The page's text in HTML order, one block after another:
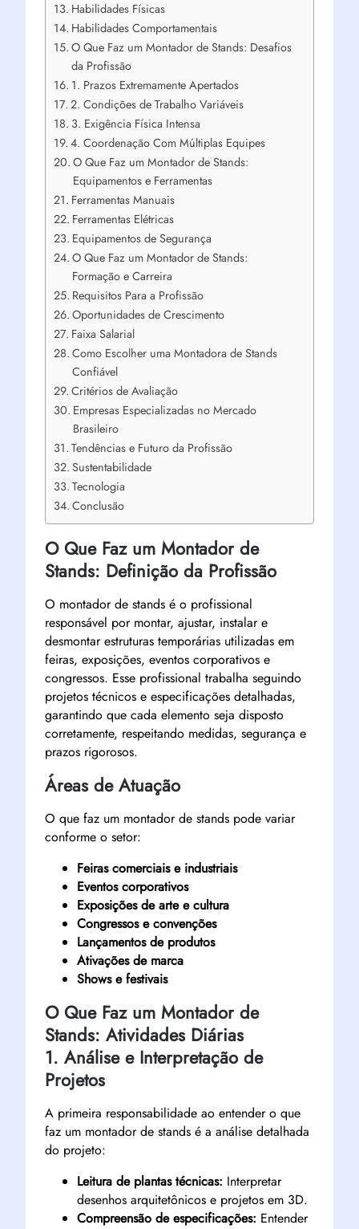
Habilidades Físicas
Habilidades Comportamentais
O Que Faz um Montador de Stands: Desafios
da Profissão
1. Prazos Extremamente Apertados
2. Condições de Trabalho Variáveis
3. Exigência Física Intensa
4. Coordenação Com Múltiplas Equipes
O Que Faz um Montador de Stands:
Equipamentos e Ferramentas
Ferramentas Manuais
Ferramentas Elétricas
Equipamentos de Segurança
O Que Faz um Montador de Stands:
Formação e Carreira
Requisitos Para a Profissão
Oportunidades de Crescimento
Faixa Salarial
Como Escolher uma Montadora de Stands
Confiável
Critérios de Avaliação
Empresas Especializadas no Mercado
Brasileiro
Tendências e Futuro da Profissão
Sustentabilidade
Tecnologia
Conclusão
O Que Faz um Montador de
Stands: Definição da Profissão
O montador de stands é o profissional
responsável por montar, ajustar, instalar e
desmontar estruturas temporárias utilizadas em
feiras, exposições, eventos corporativos e
congressos. Esse profissional trabalha seguindo
projetos técnicos e especificações detalhadas,
garantindo que cada elemento seja disposto
corretamente, respeitando medidas, segurança e
prazos rigorosos.
Áreas de Atuação
O que faz um montador de stands pode variar
conforme o setor:
Feiras comerciais e industriais
Eventos corporativos
Exposições de arte e cultura
Congressos e convenções
Lançamentos de produtos
Ativações de marca
Shows e festivais
O Que Faz um Montador de
Stands: Atividades Diárias
1. Análise e Interpretação de
Projetos
A primeira responsabilidade ao entender o que
faz um montador de stands é a análise detalhada
do projeto:
Leitura de plantas técnicas: Interpretar
desenhos arquitetônicos e projetos em 3D.
Compreensão de especificações: Entender